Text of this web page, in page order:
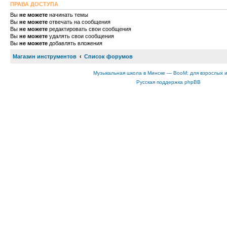
ПРАВА ДОСТУПА
Вы не можете начинать темы
Вы не можете отвечать на сообщения
Вы не можете редактировать свои сообщения
Вы не можете удалять свои сообщения
Вы не можете добавлять вложения
Магазин инструментов Список форумов
Музыкальная школа в Минске — BooM: для взрослых
Русская поддержка phpBB